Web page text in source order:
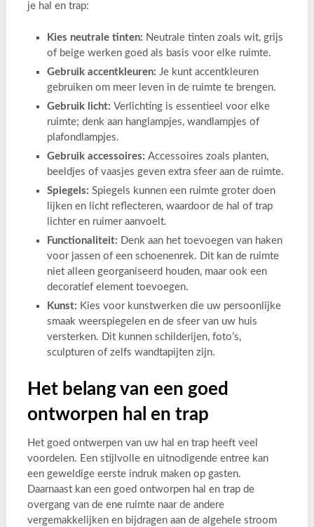
je hal en trap:
Kies neutrale tinten: Neutrale tinten zoals wit, grijs
of beige werken goed als basis voor elke ruimte.
Gebruik accentkleuren: Je kunt accentkleuren
gebruiken om meer leven in de ruimte te brengen.
Gebruik licht:Verlichting is essentieel voor elke
ruimte; denk aan hanglampjes, wandlampjes of
plafondlampjes.
Gebruik accessoires:Accessoires zoals planten,
beeldjes of vaasjes geven extra sfeer aan de ruimte.
Spiegels:Spiegels kunnen een ruimte groter doen
lijken en licht reflecteren, waardoor de hal of trap
lichter en ruimer aanvoelt.
Functionaliteit: Denk aan het toevoegen van haken
voor jassen of een schoenenrek. Dit kan de ruimte
niet alleen georganiseerd houden, maar ook een
decoratief element toevoegen.
Kunst: Kies voor kunstwerken die uw persoonlijke
smaak weerspiegelen en de sfeer van uw huis
versterken. Dit kunnen schilderijen, foto’s,
sculpturen of zelfs wandtapijten zijn.
Het belang van een goed
ontworpen hal en trap
Het goed ontwerpen van uw hal en trap heeft veel
voordelen. Een stijlvolle en uitnodigende entree kan
een geweldige eerste indruk maken op gasten.
Daarnaast kan een goed ontworpen hal en trap de
overgang van de ene ruimte naar de andere
vergemakkelijken en bijdragen aan de algehele stroom